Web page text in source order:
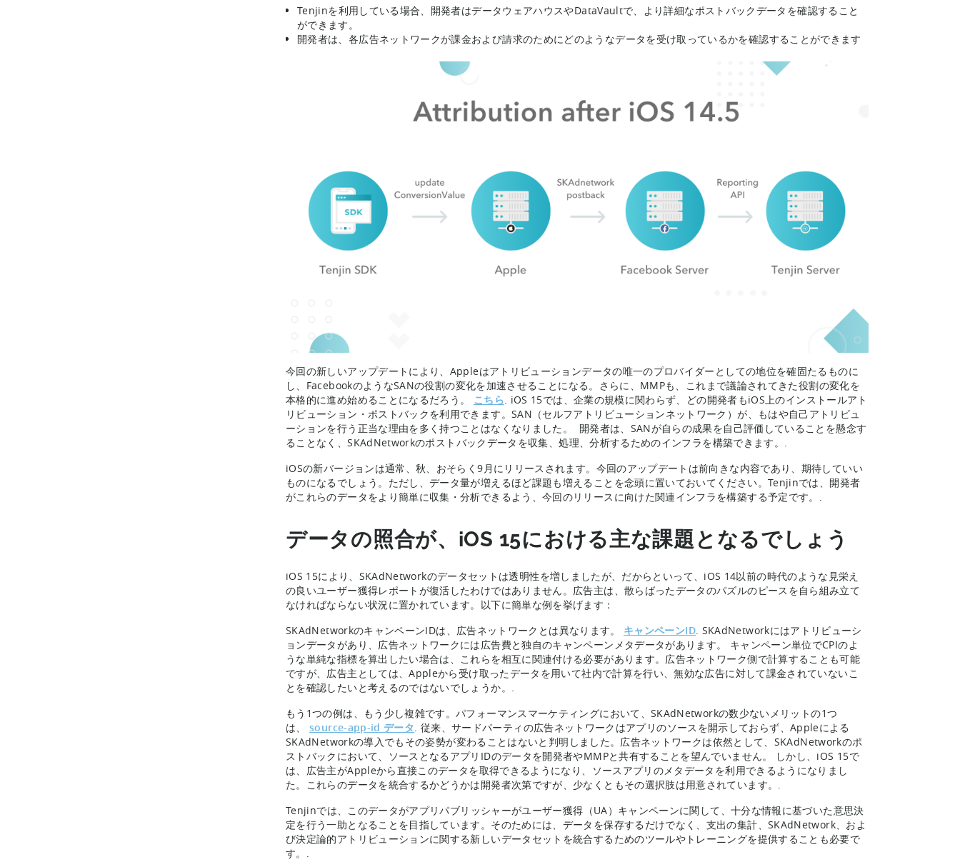
Tenjinを利用している場合、開発者はデータウェアハウスやDataVaultで、より詳細なポストバックデータを確認すること
ができます。
開発者は、各広告ネットワークが課金および請求のためにどのようなデータを受け取っているかを確認することができます
今回の新しいアップデートにより、Appleはアトリビューションデータの唯一のプロバイダーとしての地位を確固たるものに
し、FacebookのようなSANの役割の変化を加速させることになる。さらに、MMPも、これまで議論されてきた役割の変化を
本格的に進め始めることになるだろう。 こちら. iOS 15では、企業の規模に関わらず、どの開発者もiOS上のインストールアト
リビューション・ポストバックを利用できます。SAN（セルフアトリビューションネットワーク）が、もはや自己アトリビュ
ーションを行う正当な理由を多く持つことはなくなりました。 開発者は、SANが自らの成果を自己評価していることを懸念す
ることなく、SKAdNetworkのポストバックデータを収集、処理、分析するためのインフラを構築できます。.
iOSの新バージョンは通常、秋、おそらく9月にリリースされます。今回のアップデートは前向きな内容であり、期待していい
ものになるでしょう。ただし、データ量が増えるほど課題も増えることを念頭に置いておいてください。Tenjinでは、開発者
がこれらのデータをより簡単に収集・分析できるよう、今回のリリースに向けた関連インフラを構築する予定です。.
データの照合が、iOS 15における主な課題となるでしょう
iOS 15により、SKAdNetworkのデータセットは透明性を増しましたが、だからといって、iOS 14以前の時代のような見栄え
の良いユーザー獲得レポートが復活したわけではありません。広告主は、散らばったデータのパズルのピースを自ら組み立て
なければならない状況に置かれています。以下に簡単な例を挙げます：
SKAdNetworkのキャンペーンIDは、広告ネットワークとは異なります。 キャンペーンID. SKAdNetworkにはアトリビューシ
ョンデータがあり、広告ネットワークには広告費と独自のキャンペーンメタデータがあります。 キャンペーン単位でCPIのよ
うな単純な指標を算出したい場合は、これらを相互に関連付ける必要があります。広告ネットワーク側で計算することも可能
ですが、広告主としては、Appleから受け取ったデータを用いて社内で計算を行い、無効な広告に対して課金されていないこ
とを確認したいと考えるのではないでしょうか。.
もう1つの例は、もう少し複雑です。パフォーマンスマーケティングにおいて、SKAdNetworkの数少ないメリットの1つ
は、source-app-id データ. 従来、サードパーティの広告ネットワークはアプリのソースを開示しておらず、Appleによる
SKAdNetworkの導入でもその姿勢が変わることはないと判明しました。広告ネットワークは依然として、SKAdNetworkのポ
ストバックにおいて、ソースとなるアプリIDのデータを開発者やMMPと共有することを望んでいません。 しかし、iOS 15で
は、広告主がAppleから直接このデータを取得できるようになり、ソースアプリのメタデータを利用できるようになりまし
た。これらのデータを統合するかどうかは開発者次第ですが、少なくともその選択肢は用意されています。.
Tenjinでは、このデータがアプリパブリッシャーがユーザー獲得（UA）キャンペーンに関して、十分な情報に基づいた意思決
定を行う一助となることを目指しています。そのためには、データを保存するだけでなく、支出の集計、SKAdNetwork、およ
び決定論的アトリビューションに関する新しいデータセットを統合するためのツールやトレーニングを提供することも必要で
す。.